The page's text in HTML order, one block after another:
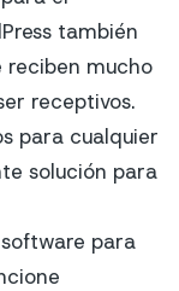
también
reciben mucho
receptivos.
para cualquier
solución para
para